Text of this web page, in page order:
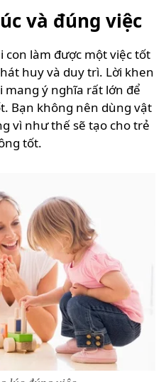
và đúng việc
con làm được một việc tốt
huy và duy trì. Lời khen
mang ý nghĩa rất lớn để
Bạn không nên dùng vật
vì như thế sẽ tạo cho trẻ
tốt.